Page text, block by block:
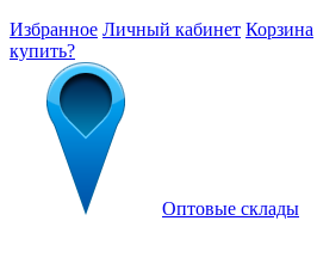
Избранное Личный кабинет Корзина
купить?
Оптовые склады